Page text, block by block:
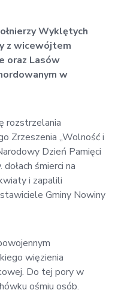
Wyklętych
z wicewójtem
oraz Lasów
w
rozstrzelania
Zrzeszenia „Wolność i
Dzień Pamięci
śmierci na
i zapalili
Gminy Nowiny
więzienia
Do tej pory w
ośmiu osób.